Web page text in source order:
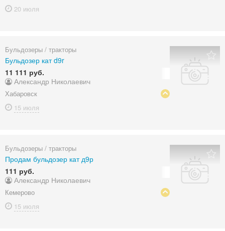
20 июля
Бульдозеры / тракторы
Бульдозер кат d9r
11 111 руб.
Александр Николаевич
Хабаровск
15 июля
Бульдозеры / тракторы
Продам бульдозер кат д9р
111 руб.
Александр Николаевич
Кемерово
15 июля